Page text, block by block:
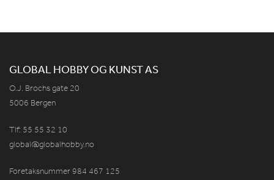
GLOBAL HOBBY OG KUNST AS
O.J. Brochs gate 20
5006 Bergen
Tlf: 55 55 32 10
global@globalhobby.no
Foretaksnummer 984 467 125